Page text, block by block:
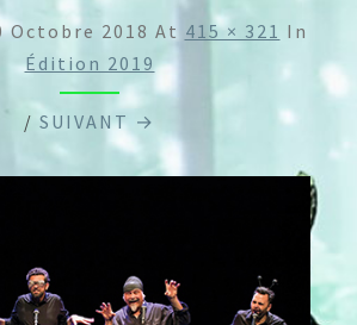
Octobre 2018 At 415 × 321 In
Édition 2019
/ SUIVANT →